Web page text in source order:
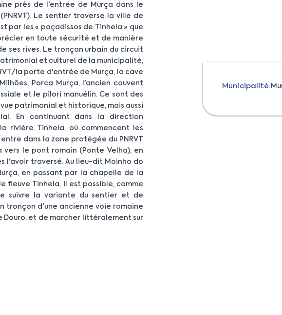
près de l'entrée de Murça dans le
Le sentier traverse la ville de
par les « paçadissos de Tinhela » que
en toute sécurité et de manière
ses rives. Le tronçon urbain du circuit
et culturel de la municipalité,
la porte d'entrée de Murça, la cave
Porca Murça, l'ancien couvent
et le pilori manuélin. Ce sont des
patrimonial et historique, mais aussi
En continuant dans la direction
rivière Tinhela, où commencent les
dans la zone protégée du PNRVT
le pont romain (Ponte Velha), en
l'avoir traversé. Au lieu-dit Moinho do
en passant par la chapelle de la
fleuve Tinhela, il est possible, comme
suivre la variante du sentier et de
tronçon d'une ancienne voie romaine
Douro, et de marcher littéralement sur
Municipalité: